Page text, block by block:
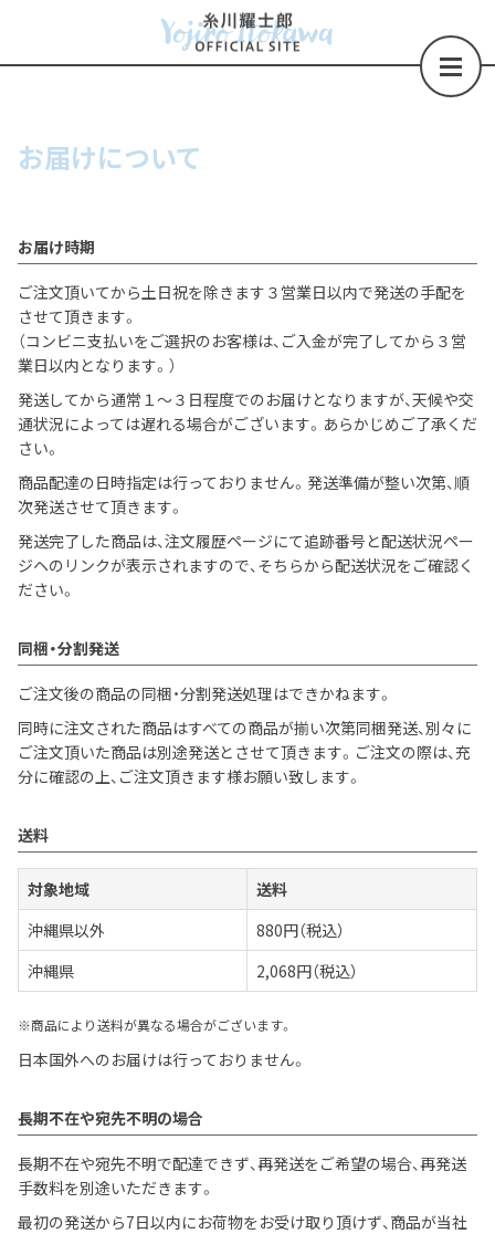
お届けについて
お届け時期
ご注文頂いてから土日祝を除きます３営業日以内で発送の手配を
させて頂きます。
（コンビニ支払いをご選択のお客様は、ご入金が完了してから３営
業日以内となります。）
発送してから通常１～３日程度でのお届けとなりますが、天候や交
通状況によっては遅れる場合がございます。あらかじめご了承くだ
さい。
商品配達の日時指定は行っておりません。発送準備が整い次第、順
次発送させて頂きます。
発送完了した商品は、注文履歴ページにて追跡番号と配送状況ペー
ジヘのリンクが表示されますので、そちらから配送状況をご確認く
ださい。
同梱・分割発送
ご注文後の商品の同梱・分割発送処理はできかねます。
同時に注文された商品はすべての商品が揃い次第同梱発送、別々に
ご注文頂いた商品は別途発送とさせて頂きます。ご注文の際は、充
分に確認の上、ご注文頂きます様お願い致します。
送料
対象地域
送料
沖縄県以外
880円（税込）
沖縄県
2,068円（税込）
※商品により送料が異なる場合がございます。
日本国外へのお届けは行っておりません。
長期不在や宛先不明の場合
長期不在や宛先不明で配達できず、再発送をご希望の場合、再発送
手数料を別途いただきます。
最初の発送から7日以内にお荷物をお受け取り頂けず、商品が当社